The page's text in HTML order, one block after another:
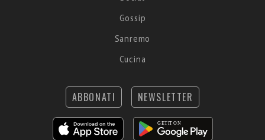
Gossip
Sanremo
Cucina
ABBONATI NEWSLETTER